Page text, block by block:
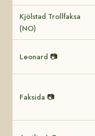
Kjölstad Trollfaksa
(NO)
Leonard 📷
Faksida 📷